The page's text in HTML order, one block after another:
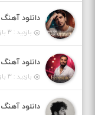
بازدید : ۳ بازدید بار /
دانلود
بازدید : ۳ بازدید بار /
دانلود